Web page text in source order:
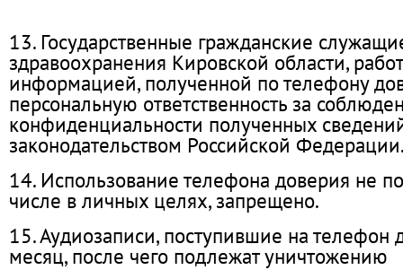
13. Государственные гражданские
здравоохранения Кировской области,
информацией, полученной по телефону
персональную ответственность за
конфиденциальности полученных
законодательством Российской
14. Использование телефона доверия не
числе в личных целях, запрещено.
15. Аудиозаписи, поступившие на телефон
месяц, после чего подлежат уничтожению